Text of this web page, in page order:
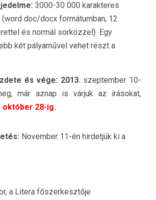
3000-30 000 karakteres
(word doc/docx formátumban, 12
és normál sorközzel). Egy
két pályaművel vehet részt a
és vége: 2013. szeptember 10-
már aznap is várjuk az írásokat,
október 28-ig.
November 11-én hirdetjük ki a
a Litera főszerkesztője